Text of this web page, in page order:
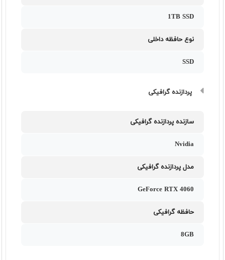
1TB SSD
نوع حافظه داخلی
SSD
پردازنده گرافیکی
سازنده پردازنده گرافیکی
Nvidia
مدل پردازنده گرافیکی
GeForce RTX 4060
حافظه گرافیکی
8GB